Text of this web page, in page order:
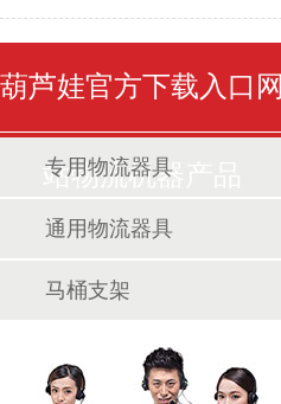
葫芦娃官方下载入口网
站物流机器产品
专用物流器具
通用物流器具
马桶支架